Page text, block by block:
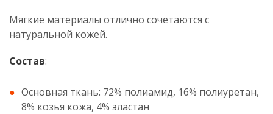
Мягкие материалы отлично сочетаются с
натуральной кожей.
Состав:
Основная ткань: 72% полиамид, 16% полиуретан,
8% козья кожа, 4% эластан